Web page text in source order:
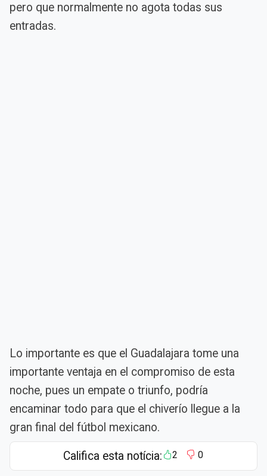
pero que normalmente no agota todas sus
entradas.
Lo importante es que el Guadalajara tome una
importante ventaja en el compromiso de esta
noche, pues un empate o triunfo, podría
encaminar todo para que el chiverío llegue a la
gran final del fútbol mexicano.
Califica esta notícia: 2 0